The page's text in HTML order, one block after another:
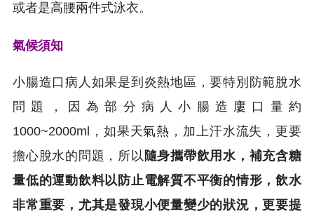
或者是高腰兩件式泳衣。
氣候須知
小腸造口病人如果是到炎熱地區，要特別防範脫水
問題，因為部分病人小腸造廔口量約
1000~2000ml，如果天氣熱，加上汗水流失，更要
擔心脫水的問題，所以 隨身攜帶飲用水，補充含糖
量低的運動飲料以防止電解質不平衡的情形，飲水
非常重要，尤其是發現小便量變少的狀況，更要提